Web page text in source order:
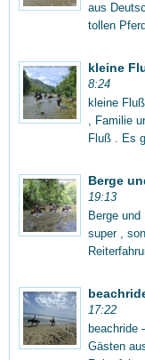
aus
tollen
kleine
8:24
kleine
, Familie
Fluß . Es
Berge
19:13
Berge
super ,
17:22
beachride
Gästen